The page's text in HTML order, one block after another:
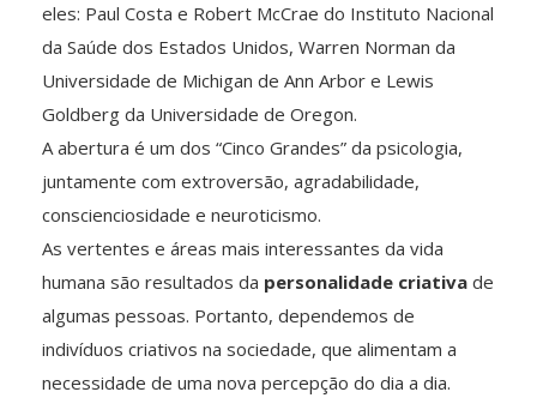
eles: Paul Costa e Robert McCrae do Instituto Nacional
da Saúde dos Estados Unidos, Warren Norman da
Universidade de Michigan de Ann Arbor e Lewis
Goldberg da Universidade de Oregon.
A abertura é um dos “Cinco Grandes” da psicologia,
juntamente com extroversão, agradabilidade,
conscienciosidade e neuroticismo.
As vertentes e áreas mais interessantes da vida
humana são resultados da personalidade criativa de
algumas pessoas. Portanto, dependemos de
indivíduos criativos na sociedade, que alimentam a
necessidade de uma nova percepção do dia a dia.